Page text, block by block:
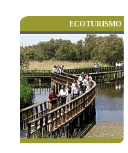
ECOTURISMO